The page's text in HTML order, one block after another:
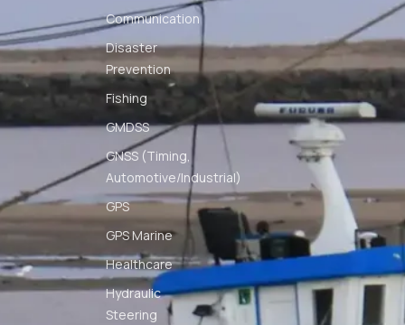
Communication
Disaster
Prevention
Fishing
GMDSS
GNSS (Timing,
Automotive/Industrial)
GPS
GPS Marine
Healthcare
Hydraulic
Steering